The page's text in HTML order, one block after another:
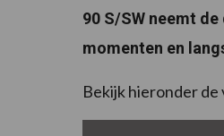
90 S/SW neemt
momenten en
Bekijk hieronder de